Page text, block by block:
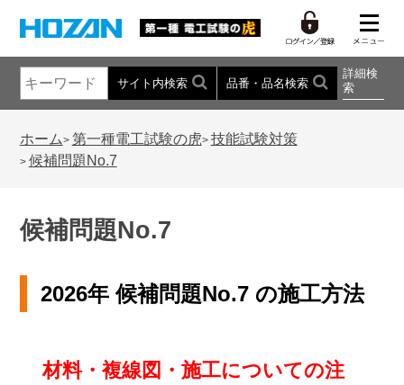
サイト内検索 品番・品名検索
詳細検
索
ホーム> 第一種電工試験の虎> 技能試験対策
> 候補問題No.7
候補問題No.7
2026年 候補問題No.7 の施工方法
材料・複線図・施工についての注